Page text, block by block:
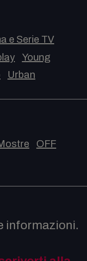
e Serie TV
Young
Urban
OFF
informazioni.